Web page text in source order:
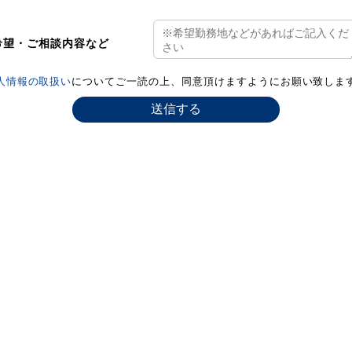
望・ご相談内容など
情報の取扱いについてご一読の上、同意頂けますようにお願い致しま